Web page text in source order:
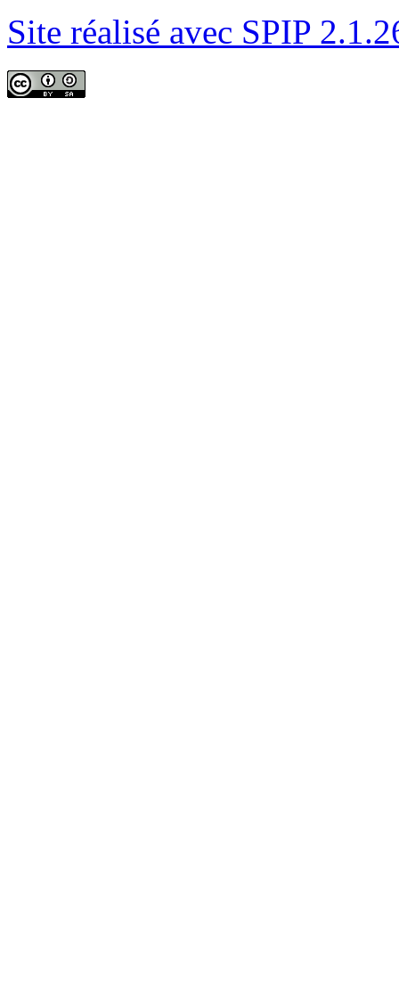
Site réalisé avec SPIP